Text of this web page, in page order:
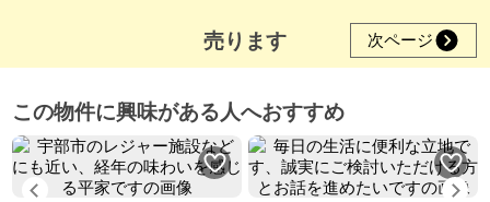
売ります 次ページ
この物件に興味がある人へおすすめ
Previous